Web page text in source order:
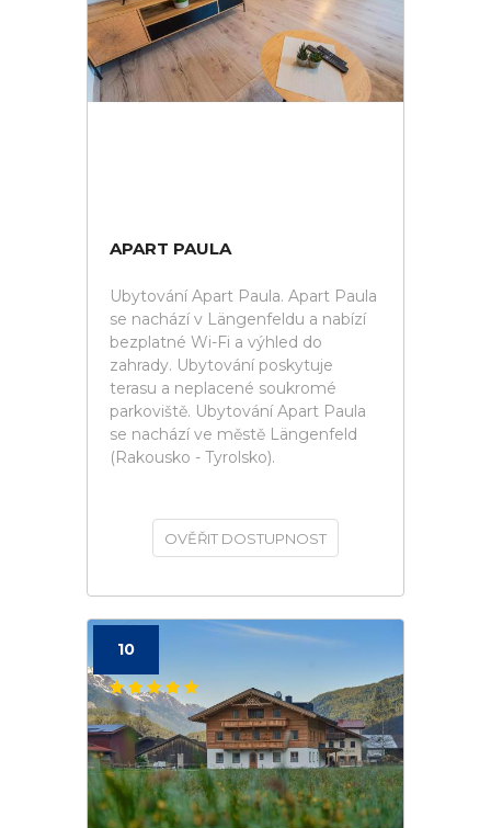
APART PAULA
Ubytování Apart Paula. Apart Paula
se nachází v Längenfeldu a nabízí
bezplatné Wi-Fi a výhled do
zahrady. Ubytování poskytuje
terasu a neplacené soukromé
parkoviště. Ubytování Apart Paula
se nachází ve městě Längenfeld
(Rakousko - Tyrolsko).
OVĚŘIT DOSTUPNOST
10